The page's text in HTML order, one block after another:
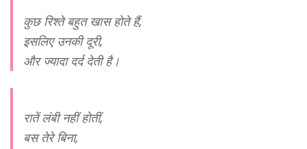
कुछ रिश्ते बहुत खास होते हैं,
इसलिए उनकी दूरी,
और ज्यादा दर्द देती है।
रातें लंबी नहीं होतीं,
बस तेरे बिना,